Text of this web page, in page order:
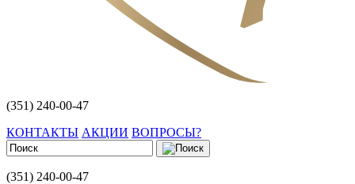
(351) 240-00-47
КОНТАКТЫ АКЦИИ ВОПРОСЫ?
(351) 240-00-47